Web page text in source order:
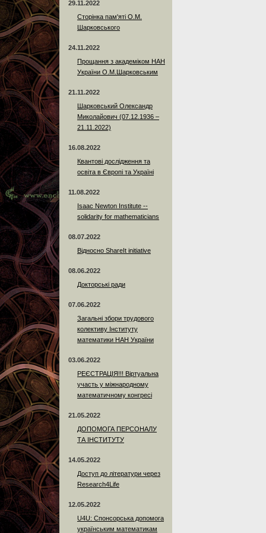
29.11.2022
Сторінка пам'яті О.М.
Шарковського
24.11.2022
Прощання з академіком НАН
України О.М.Шарковським
21.11.2022
Шарковський Олександр
Миколайович (07.12.1936 –
21.11.2022)
16.08.2022
Квантові дослідження та
освіта в Європі та Україні
11.08.2022
Isaac Newton Institute --
solidarity for mathematicians
08.07.2022
Відносно ShareIt initiative
08.06.2022
Докторські ради
07.06.2022
Загальні збори трудового
колективу Інституту
математики НАН України
03.06.2022
РЕЄСТРАЦІЯ!!! Віртуальна
участь у міжнародному
математичному конгресі
21.05.2022
ДОПОМОГА ПЕРСОНАЛУ
ТА ІНСТИТУТУ
14.05.2022
Доступ до літератури через
Research4Life
12.05.2022
U4U: Спонсорська допомога
українським математикам